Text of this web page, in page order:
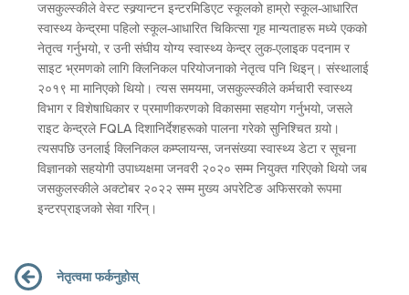
जसकुल्स्कीले वेस्ट स्क्र्यान्टन इन्टरमिडिएट स्कूलको हाम्रो स्कूल-आधारित
स्वास्थ्य केन्द्रमा पहिलो स्कूल-आधारित चिकित्सा गृह मान्यताहरू मध्ये एकको
नेतृत्व गर्नुभयो, र उनी संघीय योग्य स्वास्थ्य केन्द्र लुक-एलाइक पदनाम र
साइट भ्रमणको लागि क्लिनिकल परियोजनाको नेतृत्व पनि थिइन्। संस्थालाई
२०१९ मा मानिएको थियो। त्यस समयमा, जसकुल्स्कीले कर्मचारी स्वास्थ्य
विभाग र विशेषाधिकार र प्रमाणीकरणको विकासमा सहयोग गर्नुभयो, जसले
राइट केन्द्रले FQLA दिशानिर्देशहरूको पालना गरेको सुनिश्चित गर्‍यो।
त्यसपछि उनलाई क्लिनिकल कम्प्लायन्स, जनसंख्या स्वास्थ्य डेटा र सूचना
विज्ञानको सहयोगी उपाध्यक्षमा जनवरी २०२० सम्म नियुक्त गरिएको थियो जब
जसकुलस्कीले अक्टोबर २०२२ सम्म मुख्य अपरेटिङ अफिसरको रूपमा
इन्टरप्राइजको सेवा गरिन्।
नेतृत्वमा फर्कनुहोस्